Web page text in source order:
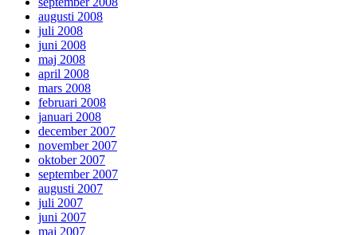
augusti 2008
juli 2008
juni 2008
maj 2008
april 2008
mars 2008
februari 2008
januari 2008
december 2007
november 2007
oktober 2007
september 2007
augusti 2007
juli 2007
juni 2007
maj 2007